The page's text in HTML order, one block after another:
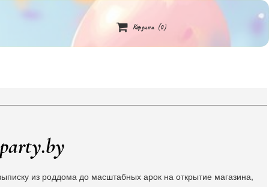
 Корзина (0)
из роддома до масштабных арок на открытие магазина,